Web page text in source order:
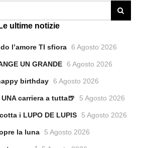
Le ultime notizie
l’amore TI sfiora 6 Agosto 2026
UN GRANDE 6 Agosto 2026
birthday 6 Agosto 2026
carriera a tutta🍺 5 Agosto 2026
i LUPO DE LUPIS 5 Agosto 2026
la luna 5 Agosto 2026